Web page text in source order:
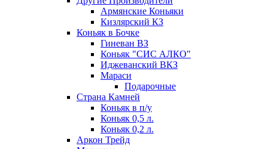
Армянские Коньяки
Кизлярский КЗ
Коньяк в Бочке
Гиневан ВЗ
Коньяк "СИС АЛКО"
Иджеванский ВКЗ
Мараси
Подарочные
Страна Камней
Коньяк в п/у
Коньяк 0,5 л.
Коньяк 0,2 л.
Аркон Трейд